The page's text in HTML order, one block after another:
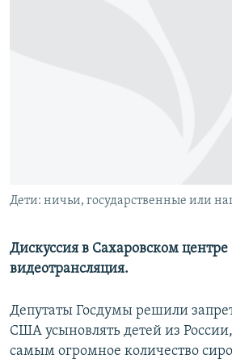
Дети: ничьи, государственные или
Дискуссия в Сахаровском центре
видеотрансляция.
Депутаты Госдумы решили
США усыновлять детей из
самым огромное количество